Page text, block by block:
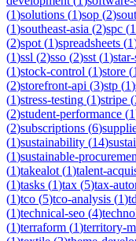
(1)solutions (1)sop (2)
(1)southeast-asia (2)spc (1
(2)spot (1)spreadsheets (1
(1)ssl (2)sso (2)sst (1)
(1)stock-control (1)store (1
(2)storefront-api (3)stp (1)
(1)stress-testing (1)stripe (
(2)student-performance (1
(2)subscriptions (6)
(1)sustainability (14)
(1)sustainable-
(1)takealot (1)talent-
(1)tasks (1)tax (5)tax-
(1)tco (5)tco-analysis (1)
(1)technical-seo (4)
(1)terraform (1)territory-